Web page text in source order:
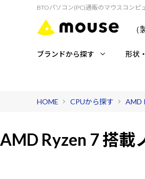
BTOパソコン(PC)通販のマウスコンピ
ブランドから探す 形状
HOME CPUから探す AMD
AMD Ryzen 7 搭載